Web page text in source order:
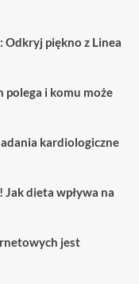
piękno z Linea
polega i komu może
kardiologiczne
Jak dieta wpływa na
jest